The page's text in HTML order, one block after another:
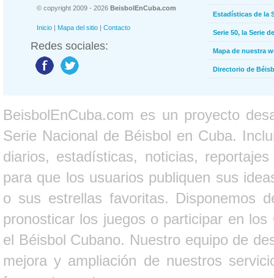
© copyright 2009 - 2026 BeisbolEnCuba.com
Inicio | Mapa del sitio | Contacto
Redes sociales:
Estadísticas de la
Serie 50, la Serie
Mapa de nuestra
Directorio de
BeisbolEnCuba.com es un proyecto
Serie Nacional de Béisbol en Cuba.
diarios, estadísticas, noticias,
para que los usuarios publiquen sus
o sus estrellas favoritas. Disponemos
pronosticar los juegos o participar en
el Béisbol Cubano. Nuestro equipo de
mejora y ampliación de nuestros